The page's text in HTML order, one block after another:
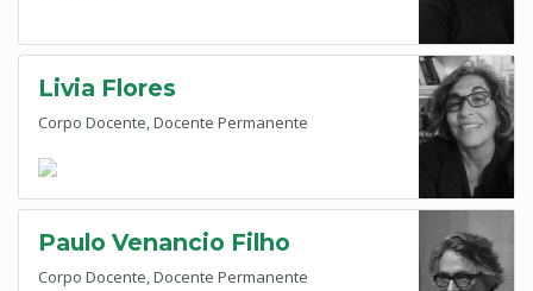
Livia Flores
Corpo Docente, Docente Permanente
Paulo Venancio Filho
Corpo Docente, Docente Permanente